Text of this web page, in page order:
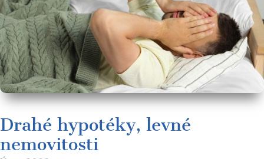
Drahé hypotéky, levné
nemovitosti